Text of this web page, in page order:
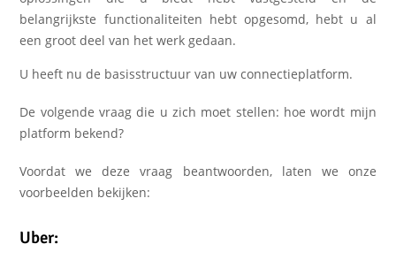
belangrijkste functionaliteiten hebt opgesomd, hebt u al
een groot deel van het werk gedaan.
U heeft nu de basisstructuur van uw connectieplatform.
De volgende vraag die u zich moet stellen: hoe wordt mijn
platform bekend?
Voordat we deze vraag beantwoorden, laten we onze
voorbeelden bekijken:
Uber: